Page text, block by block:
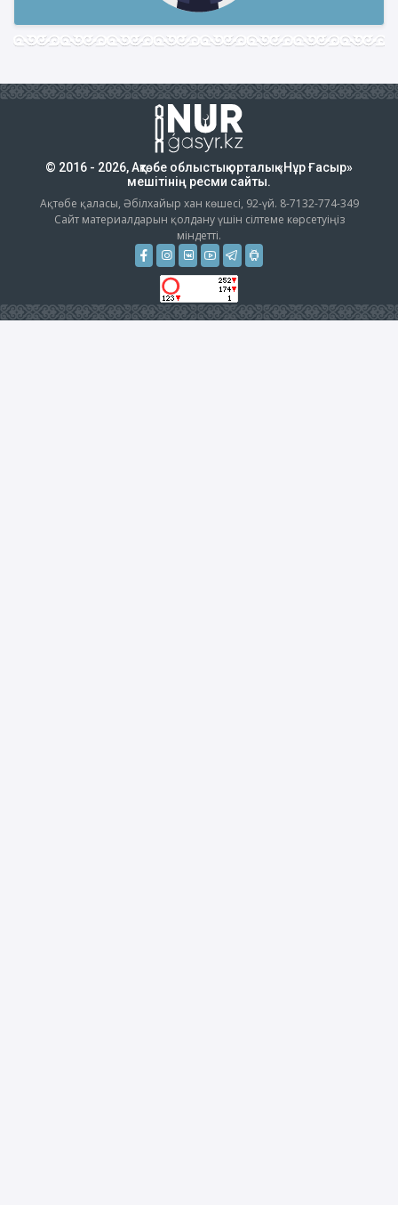
© 2016 - 2026, Ақтөбе облыстық орталық «Нұр Ғасыр»
мешітінің ресми сайты.
Ақтөбе қаласы, Әбілхайыр хан көшесі, 92-үй. 8-7132-774-349
Сайт материалдарын қолдану үшін сілтеме көрсетуіңіз
міндетті.